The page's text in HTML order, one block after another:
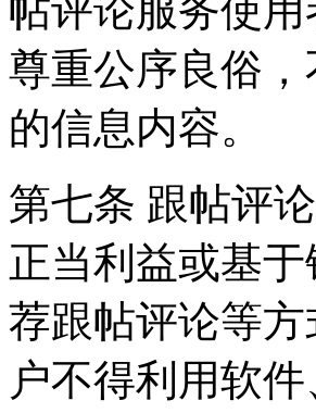
帖评论服务使
尊重公序良俗
的信息内容。
第七条 跟帖评
正当利益或基
荐跟帖评论等
户不得利用软